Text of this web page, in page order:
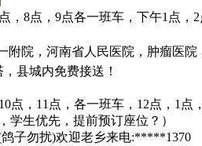
，8点，9点各一班车，下午1点，
院，河南省人民医院，肿瘤医
县城内免费接送！
点，11点，各一班车，12点，1
学生优先，提前预订座位？）
子勿扰)欢迎老乡来电:*****1370